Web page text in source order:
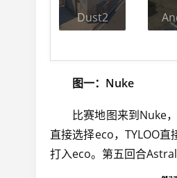
Dust2
图一：Nuke
比赛地图来到Nuke
直接选择eco，TYLOO
打入eco。第五回合